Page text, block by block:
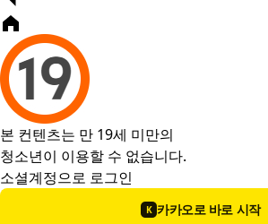
본 컨텐츠는 만 19세 미만의
청소년이 이용할 수 없습니다.
소셜계정으로 로그인
K 카카오로 바로 시작